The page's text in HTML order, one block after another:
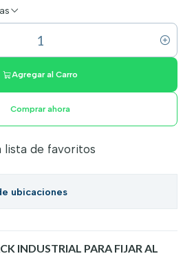
Agregar al Carro
Comprar ahora
lista de favoritos
ubicaciones
INDUSTRIAL PARA FIJAR AL